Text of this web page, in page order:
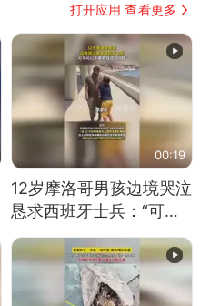
打开应用 查看更多
00:19
12岁摩洛哥男孩边境哭泣
恳求西班牙士兵：“可不
可以不要把我遣返回国”